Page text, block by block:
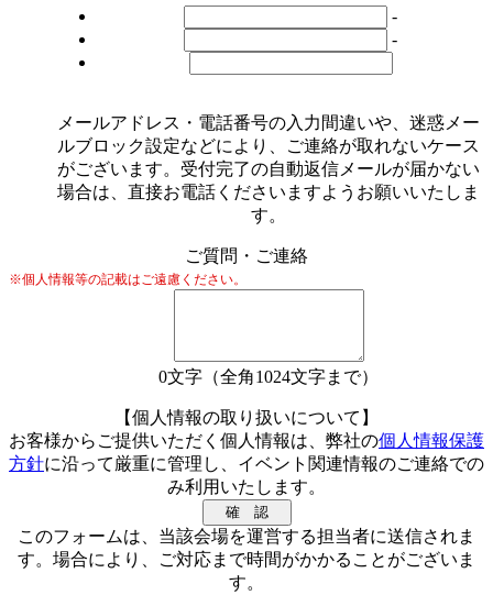
-
-
メールアドレス・電話番号の入力間違いや、迷惑メー
ルブロック設定などにより、ご連絡が取れないケース
がございます。受付完了の自動返信メールが届かない
場合は、直接お電話くださいますようお願いいたしま
す。
ご質問・ご連絡
※個人情報等の記載はご遠慮ください。
0文字（全角1024文字まで）
【個人情報の取り扱いについて】
お客様からご提供いただく個人情報は、弊社の個人情報保護
方針に沿って厳重に管理し、イベント関連情報のご連絡での
み利用いたします。
このフォームは、当該会場を運営する担当者に送信されま
す。場合により、ご対応まで時間がかかることがございま
す。